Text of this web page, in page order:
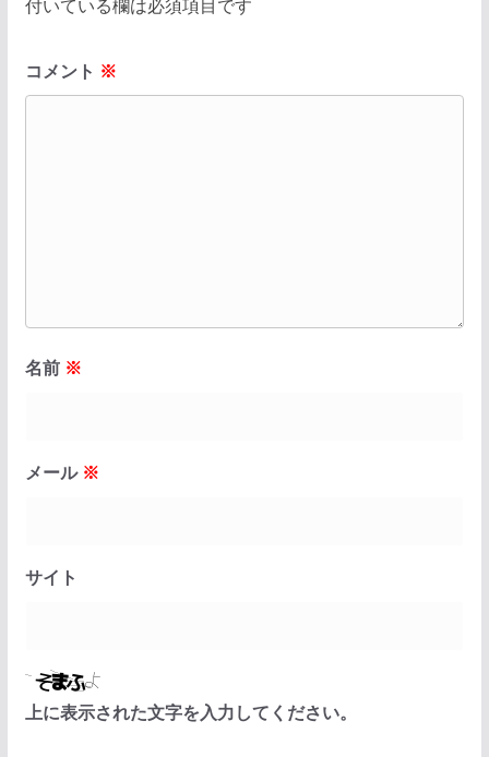
付いている欄は必須項目です
コメント ※
名前 ※
メール ※
サイト
上に表示された文字を入力してください。